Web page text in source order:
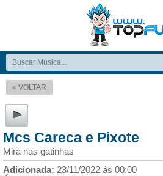
« VOLTAR
Mcs Careca e Pixote
Mira nas gatinhas
Adicionada: 23/11/2022 ás 00:00